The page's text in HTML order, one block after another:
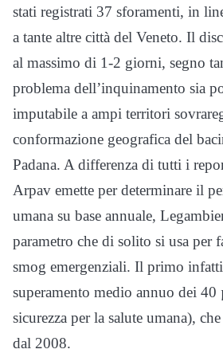
stati registrati 37 sforamenti, in
a tante altre città del Veneto. Il
al massimo di 1-2 giorni, segno
problema dell’inquinamento sia
imputabile a ampi territori
conformazione geografica del
Padana. A differenza di tutti i
Arpav emette per determinare il
umana su base annuale,
parametro che di solito si usa per
smog emergenziali. Il primo
superamento medio annuo dei
sicurezza per la salute umana),
dal 2008.